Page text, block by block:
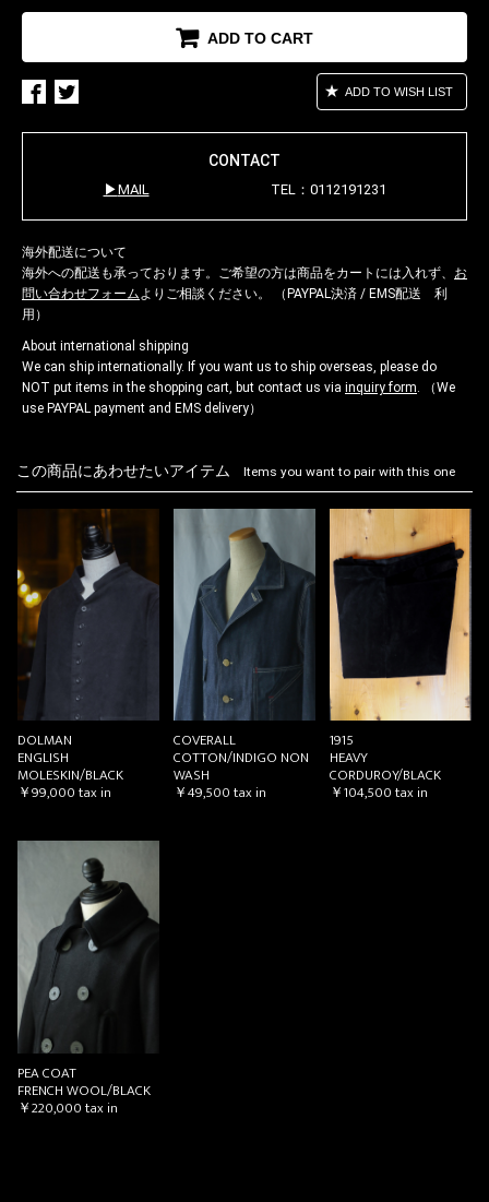
ADD TO CART
ADD TO WISH LIST
CONTACT
MAIL TEL：0112191231
海外配送について
海外への配送も承っております。ご希望の方は商品をカートには入れず、 お
問い合わせフォームよりご相談ください。 （PAYPAL決済 / EMS配送 利
用）
About international shipping
We can ship internationally. If you want us to ship overseas, please do
NOT put items in the shopping cart, but contact us via inquiry form. （We
use PAYPAL payment and EMS delivery）
この商品にあわせたいアイテム Items you want to pair with this one
DOLMAN
ENGLISH
MOLESKIN/BLACK
￥99,000tax in
COVERALL
COTTON/INDIGO NON
WASH
￥49,500tax in
1915
HEAVY
CORDUROY/BLACK
￥104,500tax in
PEA COAT
FRENCH WOOL/BLACK
￥220,000tax in